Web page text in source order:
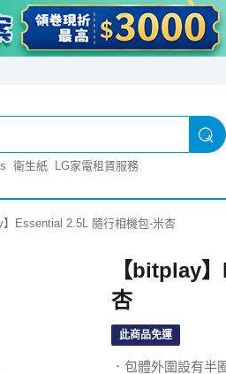
衛生紙 LG家電租賃服務
】Essential 2.5L 隨行相機包-米杏
【bitplay
杏
此商品免運
．包體外圍設有半